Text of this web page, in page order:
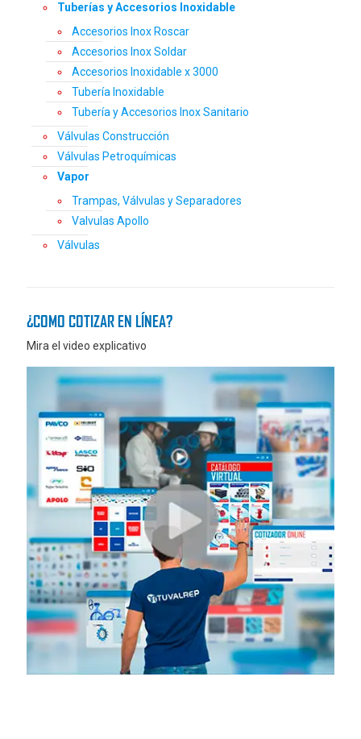
Tuberías y Accesorios Inoxidable
Accesorios Inox Roscar
Accesorios Inox Soldar
Accesorios Inoxidable x 3000
Tubería Inoxidable
Tubería y Accesorios Inox Sanitario
Válvulas Construcción
Válvulas Petroquímicas
Vapor
Trampas, Válvulas y Separadores
Valvulas Apollo
Válvulas
¿COMO COTIZAR EN LÍNEA?
Mira el video explicativo